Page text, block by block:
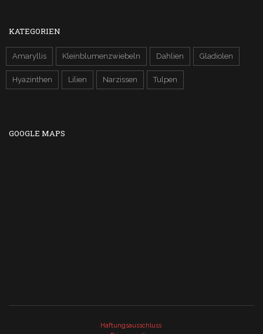
KATEGORIEN
Amaryllis Kleinblumenzwiebeln Dahlien Gladiolen
Hyazinthen Lilien Narzissen Tulpen
GOOGLE MAPS
Haftungsausschluss